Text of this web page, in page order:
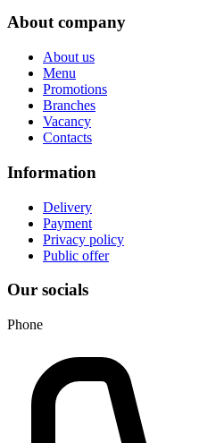
About company
About us
Menu
Promotions
Branches
Vacancy
Contacts
Information
Delivery
Payment
Privacy policy
Public offer
Our socials
Phone